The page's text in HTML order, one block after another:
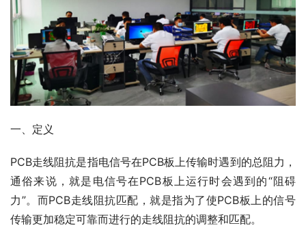
一、定义
PCB走线阻抗是指电信号在PCB板上传输时遇到的总阻力，
通俗来说，就是电信号在PCB板上运行时会遇到的“阻碍
力”。而PCB走线阻抗匹配，就是指为了使PCB板上的信号
传输更加稳定可靠而进行的走线阻抗的调整和匹配。